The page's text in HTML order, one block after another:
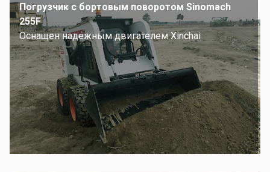
Погрузчик с бортовым поворотом Sinomach
255F
Оснащен надежным двигателем Xinchai